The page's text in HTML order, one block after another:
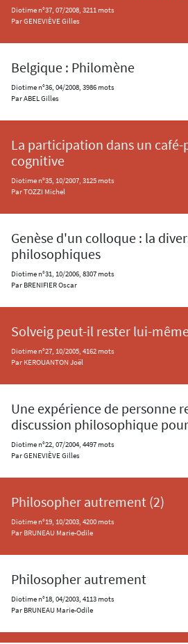
Diotime n°37, 07/2008, 3211 mots
Par GENEVIÈVE Gilles
Belgique : Philomène
Diotime n°36, 04/2008, 3986 mots
Par ABEL Gilles
La participation dans un
cognitive
Diotime n°35, 10/2007, 3125 mots
Par TOZZI Michel
Genèse d'un colloque : la
philosophiques
Diotime n°31, 10/2006, 8307 mots
Par BRENIFIER Oscar
Solveig peut-il rester lui-
Diotime n°27, 10/2005, 4162 mots
Par KEROUANTON Joël
Une expérience de personne
discussion philosophique
Diotime n°22, 07/2004, 4497 mots
Par GENEVIÈVE Gilles
Philosopher autrement (2)
Diotime n°19, 10/2003, 4200 mots
Par BRUNEAU Marie-Odile
Philosopher autrement
Diotime n°18, 04/2003, 4113 mots
Par BRUNEAU Marie-Odile